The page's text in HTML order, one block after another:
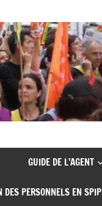
GUIDE DE L’AGENT
DES PERSONNELS EN SPIP